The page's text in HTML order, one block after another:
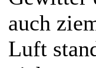
auch
Luft